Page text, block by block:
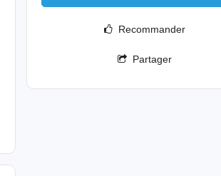
Recommander
Partager